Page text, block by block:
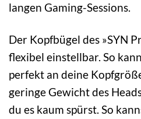
langen Gaming-Sessions.
Der Kopfbügel des »SYN
flexibel einstellbar. So
perfekt an deine
geringe Gewicht des
du es kaum spürst. So